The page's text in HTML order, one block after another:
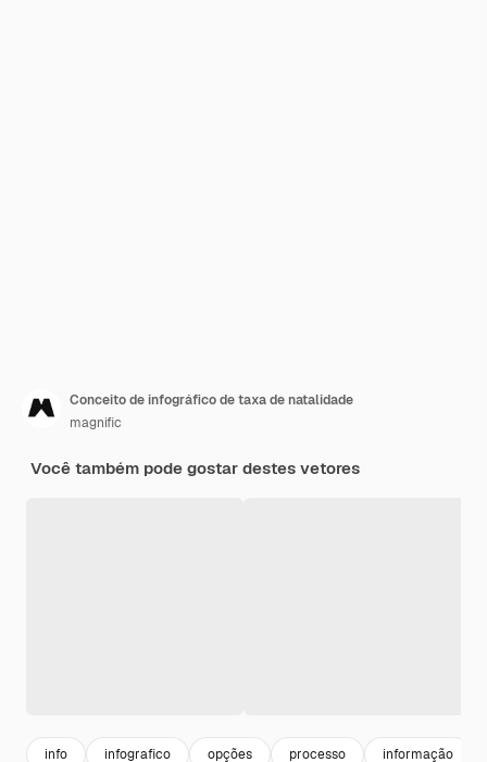
Conceito de infográfico de taxa de natalidade
magnific
Você também pode gostar destes vetores
info infografico opções processo informação